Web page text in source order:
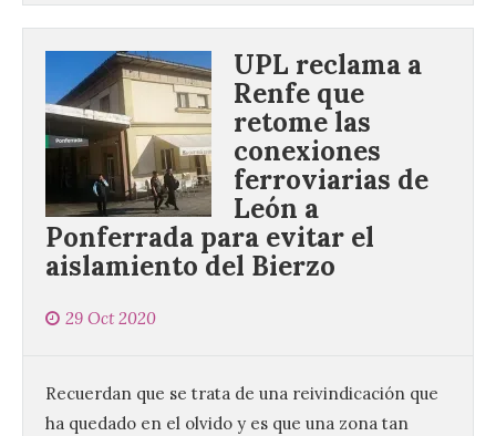
UPL reclama a
Renfe que
retome las
conexiones
ferroviarias de
León a
Ponferrada para evitar el
aislamiento del Bierzo
29 Oct 2020
Recuerdan que se trata de una reivindicación que
ha quedado en el olvido y es que una zona tan